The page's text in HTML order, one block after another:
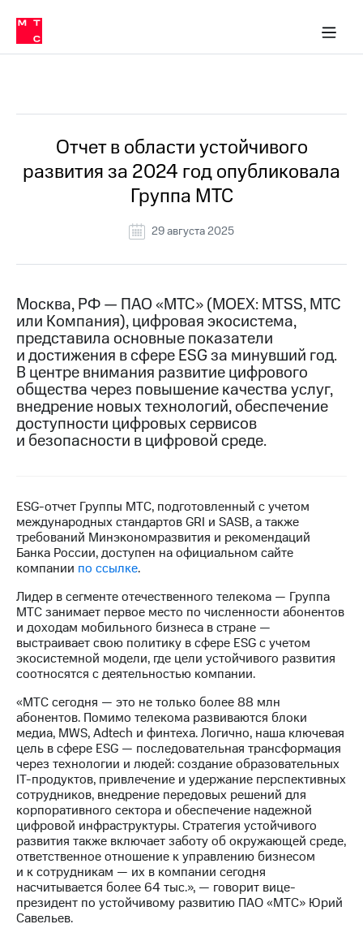
Медиа-центр
и акционерам
Устойчивое развитие
Комплаенс и деловая этика
компании
Карьера
История
компании
Руководство
информация
Контакты
Медиа-центр
Пресс-
релизы
МТС
о технологиях
Достижения
Финансовая
отчетность
Контакты
Пригласить
спикера
и акционерам
Корпоративное
управление
Корпоративный
секретарь
Раскрытие
информации
Информация
акционерам
Документы
ПАО
"МТС"
Собрания
акционеров
Личный
кабинет
акционера
Акционерный
капитал
в МТС
Пресс-
релизы
о технологиях
Отчет в области устойчивого
развития за 2024 год опубликовала
Группа МТС
29 августа 2025
Москва, РФ — ПАО «МТС» (MOEX: MTSS, МТС
или Компания), цифровая экосистема,
представила основные показатели
и достижения в сфере ESG за минувший год.
В центре внимания развитие цифрового
общества через повышение качества услуг,
внедрение новых технологий, обеспечение
доступности цифровых сервисов
и безопасности в цифровой среде.
ESG-отчет Группы МТС, подготовленный с учетом
международных стандартов GRI и SASB, а также
требований Минэкономразвития и рекомендаций
Банка России, доступен на официальном сайте
компании по ссылке.
Лидер в сегменте отечественного телекома — Группа
МТС занимает первое место по численности абонентов
и доходам мобильного бизнеса в стране —
выстраивает свою политику в сфере ESG с учетом
экосистемной модели, где цели устойчивого развития
соотносятся с деятельностью компании.
«МТС сегодня — это не только более 88 млн
абонентов. Помимо телекома развиваются блоки
медиа, MWS, Adtech и финтеха. Логично, наша ключевая
цель в сфере ESG — последовательная трансформация
через технологии и людей: создание образовательных
IT-продуктов, привлечение и удержание перспективных
сотрудников, внедрение передовых решений для
корпоративного сектора и обеспечение надежной
цифровой инфраструктуры. Стратегия устойчивого
развития также включает заботу об окружающей среде,
ответственное отношение к управлению бизнесом
и к сотрудникам — их в компании сегодня
насчитывается более 64 тыс.», — говорит вице-
президент по устойчивому развитию ПАО «МТС» Юрий
Савельев.